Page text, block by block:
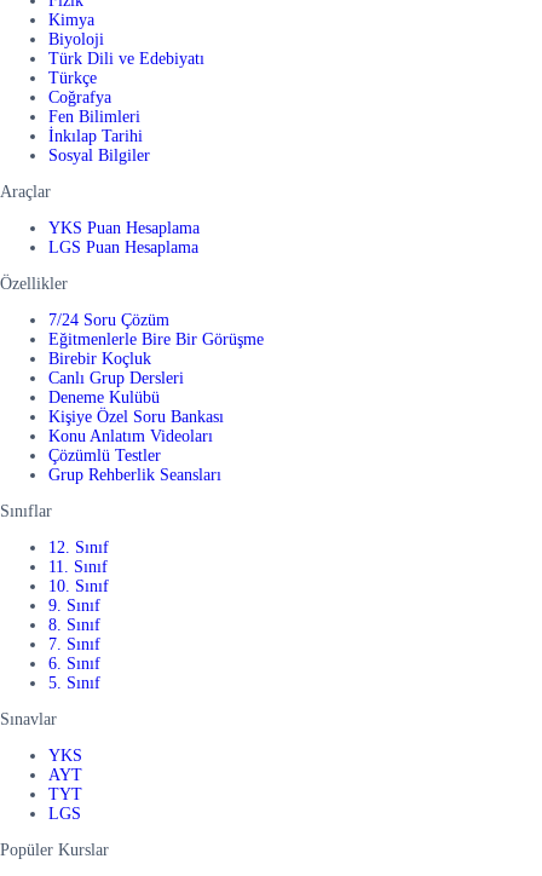
Kimya
Biyoloji
Türk Dili ve Edebiyatı
Türkçe
Coğrafya
Fen Bilimleri
İnkılap Tarihi
Sosyal Bilgiler
Araçlar
YKS Puan Hesaplama
LGS Puan Hesaplama
Özellikler
7/24 Soru Çözüm
Eğitmenlerle Bire Bir Görüşme
Birebir Koçluk
Canlı Grup Dersleri
Deneme Kulübü
Kişiye Özel Soru Bankası
Konu Anlatım Videoları
Çözümlü Testler
Grup Rehberlik Seansları
Sınıflar
12. Sınıf
11. Sınıf
10. Sınıf
9. Sınıf
8. Sınıf
7. Sınıf
6. Sınıf
5. Sınıf
Sınavlar
YKS
AYT
TYT
LGS
Popüler Kurslar